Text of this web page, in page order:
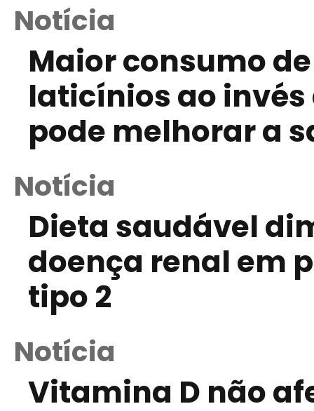
Notícia
Maior consumo
laticínios ao
pode melhorar a
Notícia
Dieta saudável
doença renal em
tipo 2
Notícia
Vitamina D não